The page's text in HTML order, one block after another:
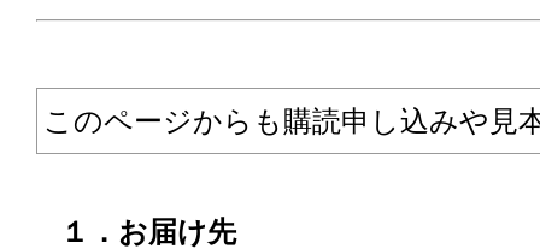
このページからも購読申し込みや見
１．お届け先